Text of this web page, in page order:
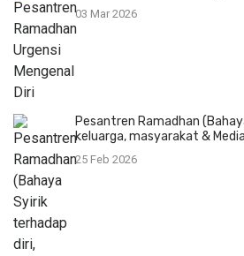
03 Mar 2026
Pesantren Ramadhan
keluarga, masyarakat &
25 Feb 2026